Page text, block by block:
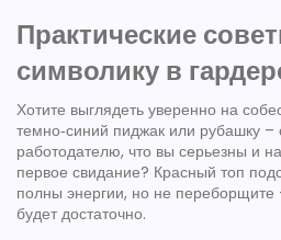
Практические
символику в
Хотите выглядеть уверенно на
темно‑синий пиджак или рубашку –
работодателю, что вы серьезны и
первое свидание? Красный топ
полны энергии, но не
будет достаточно.